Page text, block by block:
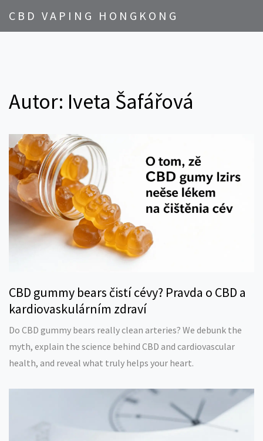
CBD VAPING HONGKONG
Autor: Iveta Šafářová
CBD gummy bears čistí cévy? Pravda o CBD a
kardiovaskulárním zdraví
Do CBD gummy bears really clean arteries? We debunk the
myth, explain the science behind CBD and cardiovascular
health, and reveal what truly helps your heart.